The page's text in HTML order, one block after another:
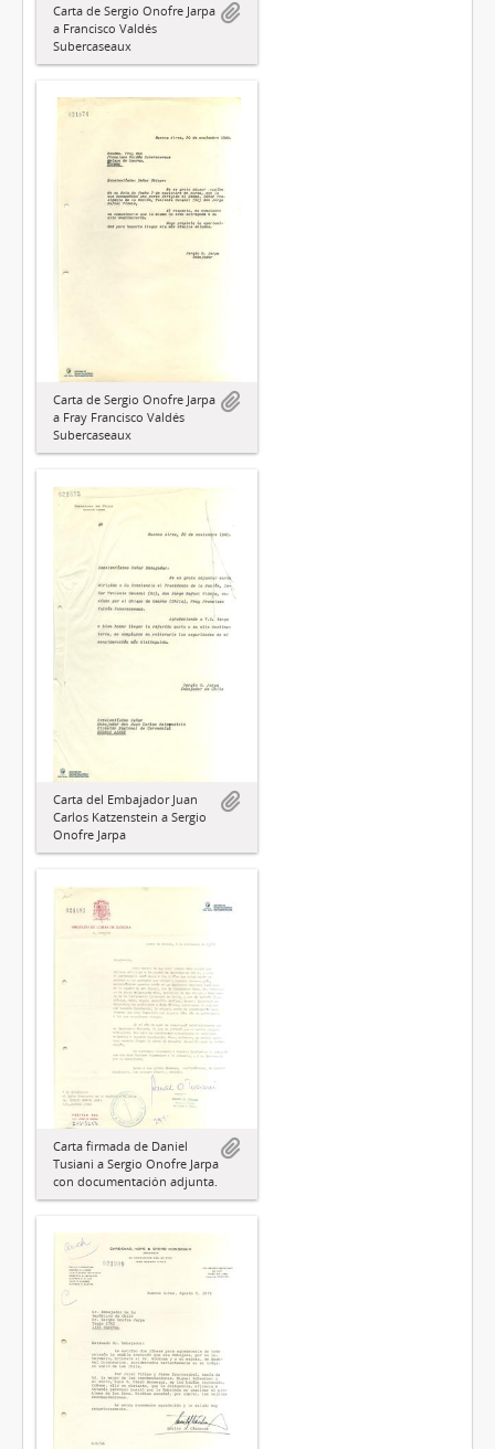
Carta de Sergio Onofre Jarpa
a Francisco Valdés
Subercaseaux
Carta de Sergio Onofre Jarpa
a Fray Francisco Valdés
Subercaseaux
Carta del Embajador Juan
Carlos Katzenstein a Sergio
Onofre Jarpa
Carta firmada de Daniel
Tusiani a Sergio Onofre Jarpa
con documentación adjunta.